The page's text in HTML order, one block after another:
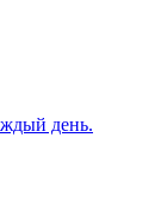
день.